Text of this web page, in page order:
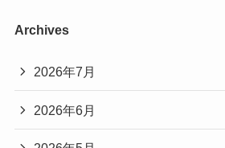
Archives
2026年7月
2026年6月